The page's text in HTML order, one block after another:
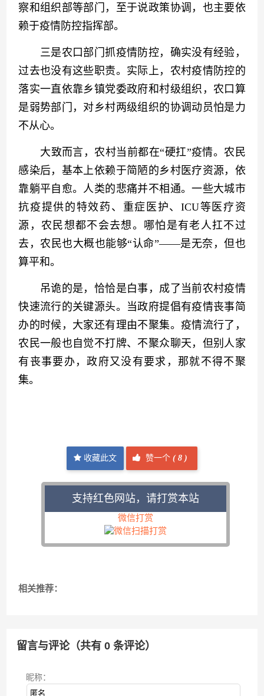
察和组织部等部门，至于说政策协调，也主要依
赖于疫情防控指挥部。
三是农口部门抓疫情防控，确实没有经验，
过去也没有这些职责。实际上，农村疫情防控的
落实一直依靠乡镇党委政府和村级组织，农口算
是弱势部门，对乡村两级组织的协调动员怕是力
不从心。
大致而言，农村当前都在“硬扛”疫情。农民
感染后，基本上依赖于简陋的乡村医疗资源，依
靠躺平自愈。人类的悲痛并不相通。一些大城市
抗疫提供的特效药、重症医护、ICU等医疗资
源，农民想都不会去想。哪怕是有老人扛不过
去，农民也大概也能够“认命”——是无奈，但也
算平和。
吊诡的是，恰恰是白事，成了当前农村疫情
快速流行的关键源头。当政府提倡有疫情丧事简
办的时候，大家还有理由不聚集。疫情流行了，
农民一般也自觉不打牌、不聚众聊天，但别人家
有丧事要办，政府又没有要求，那就不得不聚
集。
收藏此文 赞一个 (8 )
支持红色网站，请打赏本站
微信打赏
相关推荐：
留言与评论（共有0 条评论）
昵称：